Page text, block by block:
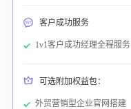
客户成功服务
1v1客户成功经理全程服务
可选附加权益包：
外贸营销型企业官网搭建